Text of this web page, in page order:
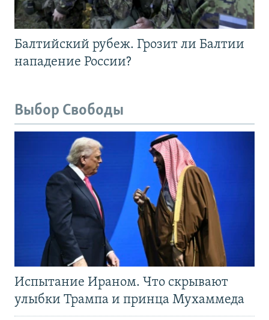
Балтийский рубеж. Грозит ли Балтии
нападение России?
Выбор Свободы
Испытание Ираном. Что скрывают
улыбки Трампа и принца Мухаммеда